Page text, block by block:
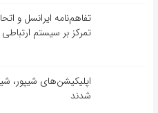
تفاهم‌نامه‌ ایرانسل و
تمرکز بر سیستم
اپلیکیشن‌های شیپور،
شدند